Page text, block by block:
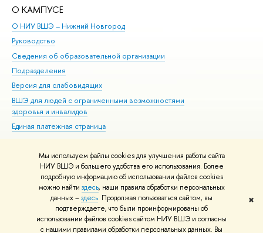
Мы используем файлы cookies для улучшения работы сайта
НИУ ВШЭ и большего удобства его использования. Более
подробную информацию об использовании файлов cookies
можно найти здесь, наши правила обработки персональных
данных –здесь. Продолжая пользоваться сайтом, вы
подтверждаете, что были проинформированы об
использовании файлов cookies сайтом НИУ ВШЭ и согласны
с нашими правилами обработки персональных данных. Вы
✖
О КАМПУСЕ
О НИУ ВШЭ – Нижний Новгород
Руководство
Сведения об образовательной организации
Подразделения
Версия для слабовидящих
ВШЭ для людей с ограниченными возможностями
здоровья и инвалидов
Единая платежная страница
© НИУ ВШЭ 1993–2026 Адреса и контакты Условия использования
материалов Политика конфиденциальности Карта сайта